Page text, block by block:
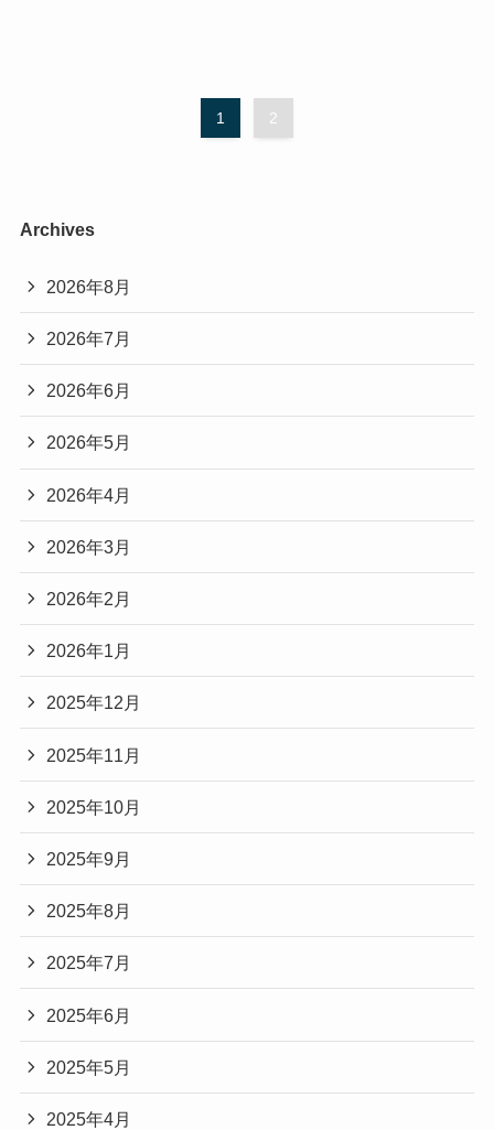
1 2
Archives
2026年8月
2026年7月
2026年6月
2026年5月
2026年4月
2026年3月
2026年2月
2026年1月
2025年12月
2025年11月
2025年10月
2025年9月
2025年8月
2025年7月
2025年6月
2025年5月
2025年4月